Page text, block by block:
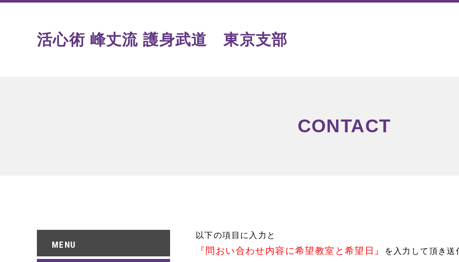
活心術 峰丈流 護身武道 東京支部
CONTACT
以下の項目に入力と
『問おい合わせ内容に希望教室と希望日』
を入力して頂き送